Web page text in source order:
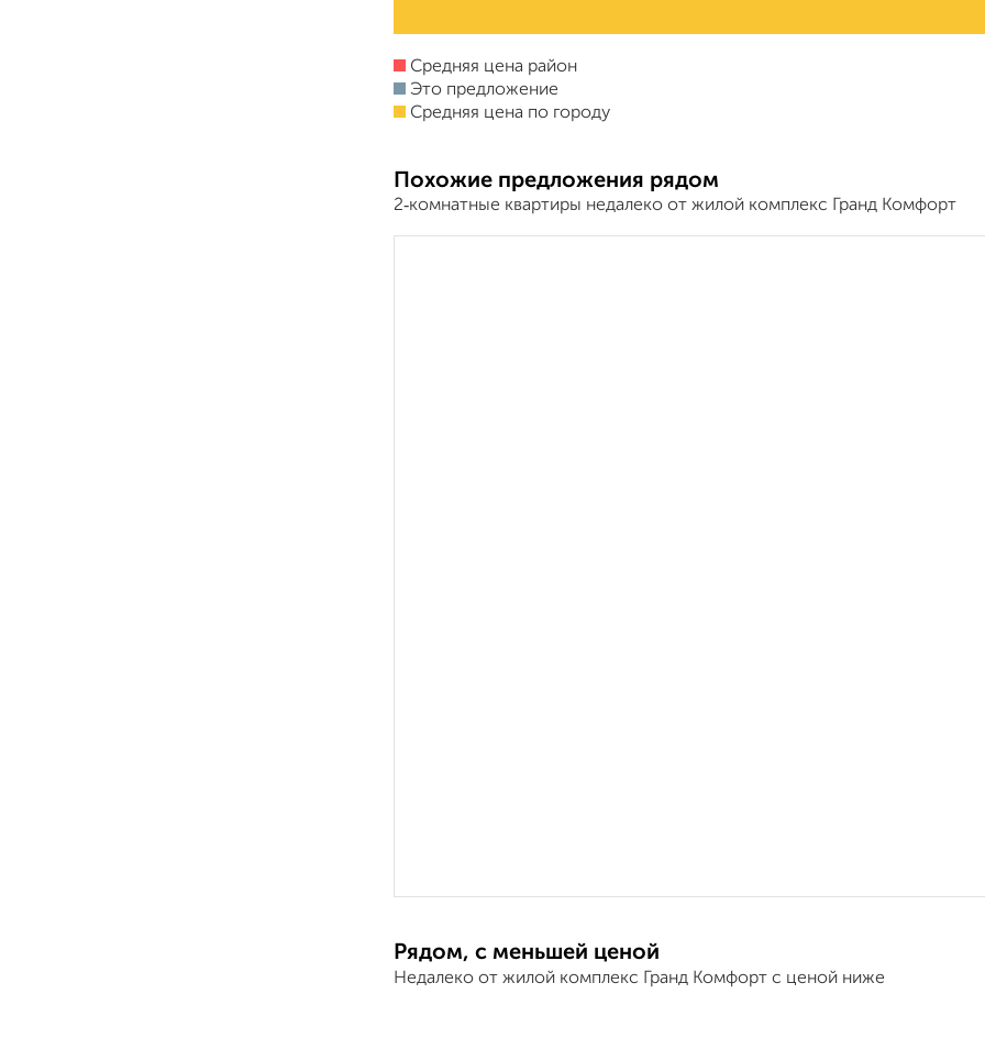
Средняя цена район
Это предложение
Средняя цена по городу
Похожие предложения рядом
2‑комнатные квартиры недалеко от жилой комплекс Гранд Комфорт
Рядом, с меньшей ценой
Недалеко от жилой комплекс Гранд Комфорт с ценой ниже